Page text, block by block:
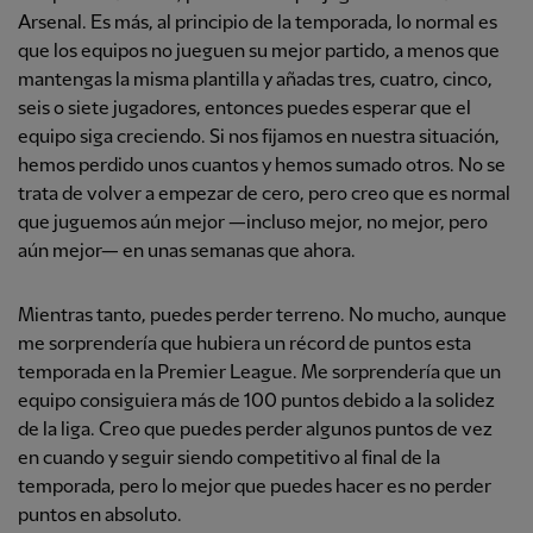
Arsenal. Es más, al principio de la temporada, lo normal es
que los equipos no jueguen su mejor partido, a menos que
mantengas la misma plantilla y añadas tres, cuatro, cinco,
seis o siete jugadores, entonces puedes esperar que el
equipo siga creciendo. Si nos fijamos en nuestra situación,
hemos perdido unos cuantos y hemos sumado otros. No se
trata de volver a empezar de cero, pero creo que es normal
que juguemos aún mejor —incluso mejor, no mejor, pero
aún mejor— en unas semanas que ahora.
Mientras tanto, puedes perder terreno. No mucho, aunque
me sorprendería que hubiera un récord de puntos esta
temporada en la Premier League. Me sorprendería que un
equipo consiguiera más de 100 puntos debido a la solidez
de la liga. Creo que puedes perder algunos puntos de vez
en cuando y seguir siendo competitivo al final de la
temporada, pero lo mejor que puedes hacer es no perder
puntos en absoluto.